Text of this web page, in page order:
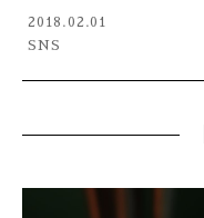
2018.02.01
SNS